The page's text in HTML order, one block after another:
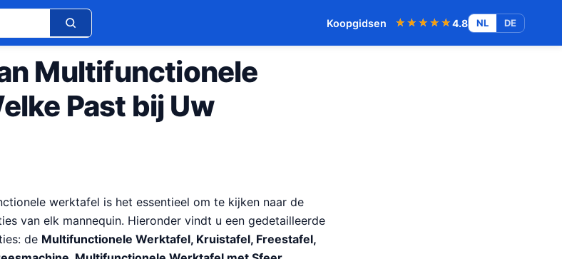
Koopgidsen ★★★★★
★★★★★4.8 NL DE
Multifunctionele
Past bij Uw
werktafel is het essentieel om te kijken naar de
van elk mannequin. Hieronder vindt u een gedetailleerde
de Multifunctionele Werktafel, Kruistafel, Freestafel,